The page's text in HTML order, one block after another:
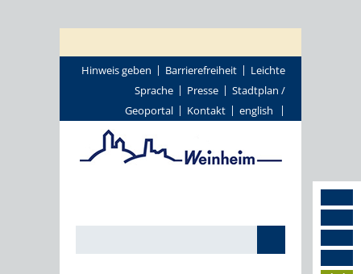
Hinweis geben Barrierefreiheit
Leichte
Sprache
Presse
Stadtplan /
Geoportal
Kontakt english